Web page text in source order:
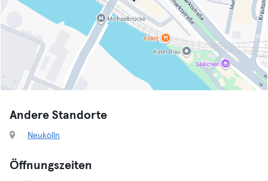
Andere Standorte
Neukölln
Öffnungszeiten